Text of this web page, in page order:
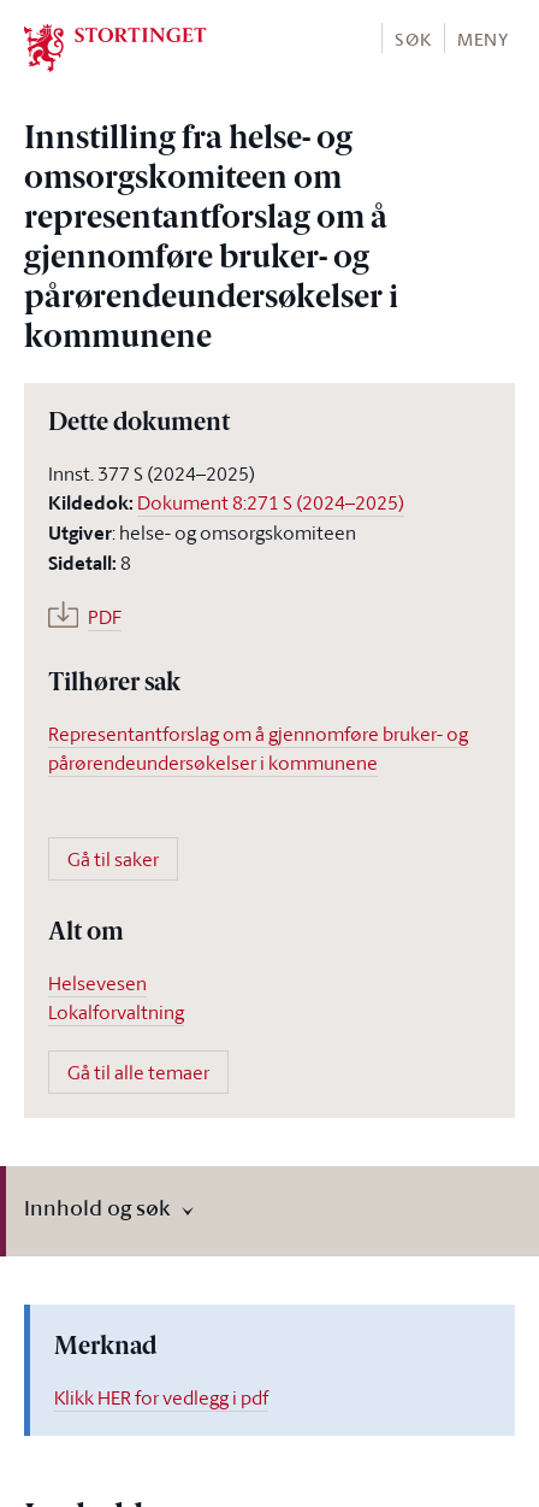
Stortinget.no
SØK MENY
Innstilling fra helse- og
omsorgskomiteen om
representantforslag om å
gjennomføre bruker- og
pårørendeundersøkelser i
kommunene
Dette dokument
Innst. 377 S (2024–2025)
Kildedok: Dokument 8:271 S (2024–2025)
Utgiver:helse- og omsorgskomiteen
Sidetall:8
PDF
Tilhører sak
Representantforslag om å gjennomføre bruker- og
pårørendeundersøkelser i kommunene
Gå til saker
Alt om
Helsevesen
Lokalforvaltning
Gå til alle temaer
Innhold og søk
Merknad
Klikk HER for vedlegg i pdf